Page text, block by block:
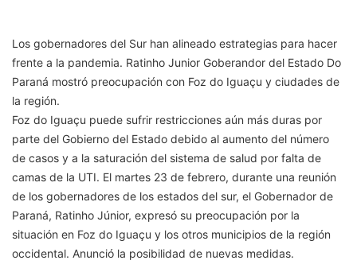
Los gobernadores del Sur han alineado estrategias para hacer
frente a la pandemia. Ratinho Junior Goberandor del Estado Do
Paraná mostró preocupación con Foz do Iguaçu y ciudades de
la región.
Foz do Iguaçu puede sufrir restricciones aún más duras por
parte del Gobierno del Estado debido al aumento del número
de casos y a la saturación del sistema de salud por falta de
camas de la UTI. El martes 23 de febrero, durante una reunión
de los gobernadores de los estados del sur, el Gobernador de
Paraná, Ratinho Júnior, expresó su preocupación por la
situación en Foz do Iguaçu y los otros municipios de la región
occidental. Anunció la posibilidad de nuevas medidas.